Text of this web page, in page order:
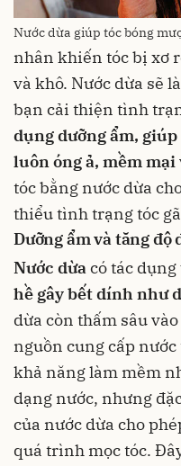
Nước dừa giúp tóc bóng
nhân khiến tóc bị xơ
và khô. Nước dừa sẽ
bạn cải thiện tình
dụng dưỡng ẩm,
luôn óng ả, mềm mại
tóc bằng nước dừa
thiểu tình trạng tóc
Dưỡng ẩm và tăng độ
Nước dừacó tác dụng
hề gây bết dính như
dừa còn thấm sâu
nguồn cung cấp
khả năng làm mềm
dạng nước, nhưng
của nước dừa cho
quá trình mọc tóc.